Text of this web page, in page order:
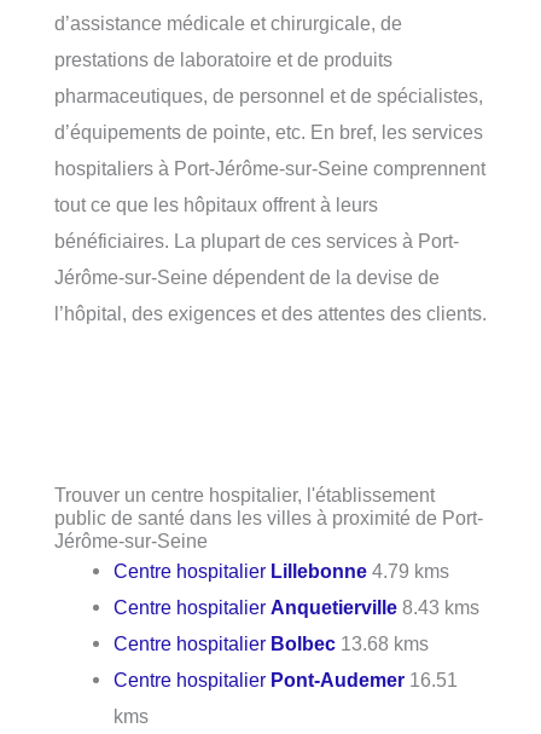
d’assistance médicale et chirurgicale, de
prestations de laboratoire et de produits
pharmaceutiques, de personnel et de spécialistes,
d’équipements de pointe, etc. En bref, les services
hospitaliers à Port-Jérôme-sur-Seine comprennent
tout ce que les hôpitaux offrent à leurs
bénéficiaires. La plupart de ces services à Port-
Jérôme-sur-Seine dépendent de la devise de
l’hôpital, des exigences et des attentes des clients.
Trouver un centre hospitalier, l'établissement
public de santé dans les villes à proximité de Port-
Jérôme-sur-Seine
Centre hospitalier Lillebonne 4.79 kms
Centre hospitalierAnquetierville 8.43 kms
Centre hospitalier Bolbec 13.68 kms
Centre hospitalier Pont-Audemer 16.51
kms